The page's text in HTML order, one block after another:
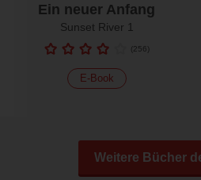
Ein neuer Anfang
Sunset River 1
(256)
E-Book
Weitere Bücher